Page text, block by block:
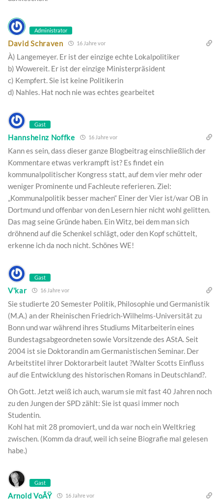
Administrator
David Schraven 16 Jahre vor
À) Langemeyer. Er ist der einzige echte Lokalpolitiker
b) Wowereit. Er ist der einzige Ministerpräsident
c) Kempfert. Sie ist keine Politikerin
d) Nahles. Hat noch nie was echtes gearbeitet
Gast
Hannsheinz Noffke 16 Jahre vor
Kann es sein, dass dieser ganze Blogbeitrag einschließlich der
Kommentare etwas verkrampft ist? Es findet ein
kommunalpolitischer Kongress statt, auf dem vier mehr oder
weniger Prominente und Fachleute referieren. Ziel:
„Kommunalpolitik besser machen“ Einer der Vier ist/war OB in
Dortmund und offenbar von den Lesern hier nicht wohl gelitten.
Das mag seine Gründe haben. Ein Witz, bei dem man sich
dröhnend auf die Schenkel schlägt, oder den Kopf schüttelt,
erkenne ich da noch nicht. Schönes WE!
Gast
V'kar 16 Jahre vor
Sie studierte 20 Semester Politik, Philosophie und Germanistik
(M.A.) an der Rheinischen Friedrich-Wilhelms-Universität zu
Bonn und war während ihres Studiums Mitarbeiterin eines
Bundestagsabgeordneten sowie Vorsitzende des AStA. Seit
2004 ist sie Doktorandin am Germanistischen Seminar. Der
Arbeitstitel ihrer Doktorarbeit lautet ?Walter Scotts Einfluss
auf die Entwicklung des historischen Romans in Deutschland?.
Oh Gott. Jetzt weiß ich auch, warum sie mit fast 40 Jahren noch
zu den Jungen der SPD zählt: Sie ist quasi immer noch
Studentin.
Kohl hat mit 28 promoviert, und da war noch ein Weltkrieg
zwischen. (Komm da drauf, weil ich seine Biografie mal gelesen
habe.)
Gast
Arnold VoÃŸ 16 Jahre vor